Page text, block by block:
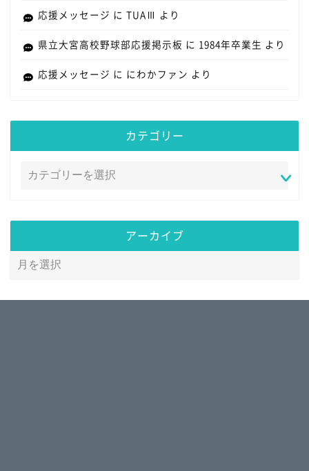
応援メッセージ に TUAⅢ より
県立大宮高校野球部応援掲示板 に 1984年卒業生 より
応援メッセージ に にわかファン より
カテゴリー
アーカイブ